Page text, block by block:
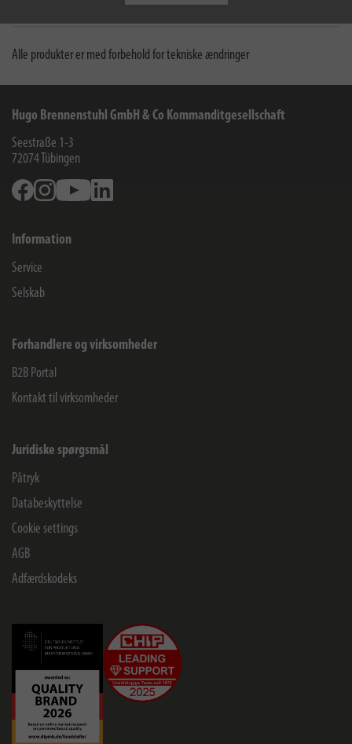
Alle produkter er med forbehold for tekniske ændringer
Hugo Brennenstuhl GmbH & Co Kommanditgesellschaft
Seestraße 1-3
72074 Tübingen
FacebookInstagramYoutube
Information
Service
Selskab
Forhandlere og virksomheder
B2B Portal
Kontakt til virksomheder
Juridiske spørgsmål
Påtryk
Databeskyttelse
Cookie settings
AGB
Adfærdskodeks